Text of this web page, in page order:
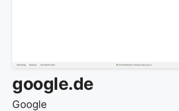
google.de
Google